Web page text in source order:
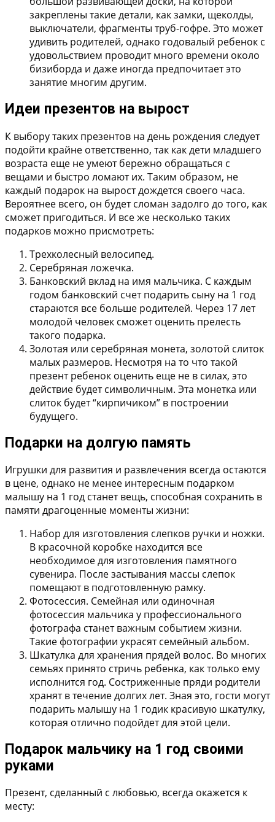
закреплены такие детали, как замки, щеколды,
выключатели, фрагменты труб-гофре. Это может
удивить родителей, однако годовалый ребенок с
удовольствием проводит много времени около
бизиборда и даже иногда предпочитает это
занятие многим другим.
Идеи презентов на вырост
К выбору таких презентов на день рождения следует
подойти крайне ответственно, так как дети младшего
возраста еще не умеют бережно обращаться с
вещами и быстро ломают их. Таким образом, не
каждый подарок на вырост дождется своего часа.
Вероятнее всего, он будет сломан задолго до того, как
сможет пригодиться. И все же несколько таких
подарков можно присмотреть:
Трехколесный велосипед.
Серебряная ложечка.
Банковский вклад на имя мальчика. С каждым
годом банковский счет подарить сыну на 1 год
стараются все больше родителей. Через 17 лет
молодой человек сможет оценить прелесть
такого подарка.
Золотая или серебряная монета, золотой слиток
малых размеров. Несмотря на то что такой
презент ребенок оценить еще не в силах, это
действие будет символичным. Эта монетка или
слиток будет “кирпичиком” в построении
будущего.
Подарки на долгую память
Игрушки для развития и развлечения всегда остаются
в цене, однако не менее интересным подарком
малышу на 1 год станет вещь, способная сохранить в
памяти драгоценные моменты жизни:
Набор для изготовления слепков ручки и ножки.
В красочной коробке находится все
необходимое для изготовления памятного
сувенира. После застывания массы слепок
помещают в подготовленную рамку.
Фотосессия. Семейная или одиночная
фотосессия мальчика у профессионального
фотографа станет важным событием жизни.
Такие фотографии украсят семейный альбом.
Шкатулка для хранения прядей волос. Во многих
семьях принято стричь ребенка, как только ему
исполнится год. Состриженные пряди родители
хранят в течение долгих лет. Зная это, гости могут
подарить малышу на 1 годик красивую шкатулку,
которая отлично подойдет для этой цели.
Подарок мальчику на 1 год своими
руками
Презент, сделанный с любовью, всегда окажется к
месту: